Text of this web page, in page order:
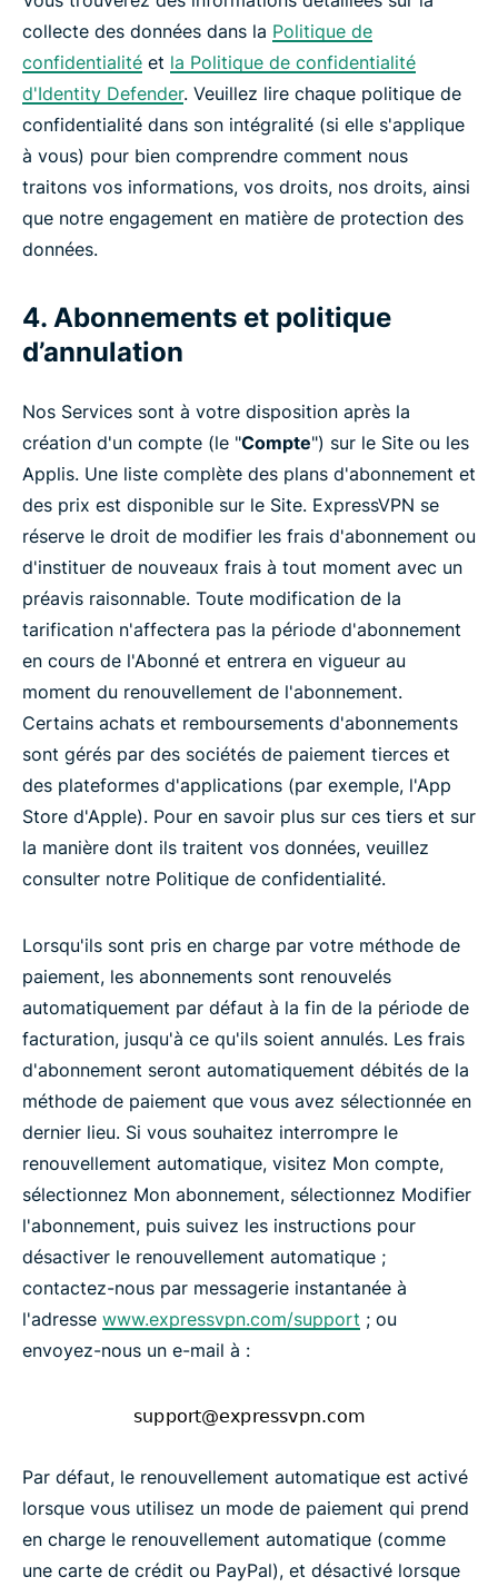
collecte des données dans la Politique de
confidentialité et la Politique de confidentialité
d'Identity Defender. Veuillez lire chaque politique de
confidentialité dans son intégralité (si elle s'applique
à vous) pour bien comprendre comment nous
traitons vos informations, vos droits, nos droits, ainsi
que notre engagement en matière de protection des
données.
4. Abonnements et politique
d’annulation
Nos Services sont à votre disposition après la
création d'un compte (le "Compte") sur le Site ou les
Applis. Une liste complète des plans d'abonnement et
des prix est disponible sur le Site. ExpressVPN se
réserve le droit de modifier les frais d'abonnement ou
d'instituer de nouveaux frais à tout moment avec un
préavis raisonnable. Toute modification de la
tarification n'affectera pas la période d'abonnement
en cours de l'Abonné et entrera en vigueur au
moment du renouvellement de l'abonnement.
Certains achats et remboursements d'abonnements
sont gérés par des sociétés de paiement tierces et
des plateformes d'applications (par exemple, l'App
Store d'Apple). Pour en savoir plus sur ces tiers et sur
la manière dont ils traitent vos données, veuillez
consulter notre Politique de confidentialité.
Lorsqu'ils sont pris en charge par votre méthode de
paiement, les abonnements sont renouvelés
automatiquement par défaut à la fin de la période de
facturation, jusqu'à ce qu'ils soient annulés. Les frais
d'abonnement seront automatiquement débités de la
méthode de paiement que vous avez sélectionnée en
dernier lieu. Si vous souhaitez interrompre le
renouvellement automatique, visitez Mon compte,
sélectionnez Mon abonnement, sélectionnez Modifier
l'abonnement, puis suivez les instructions pour
désactiver le renouvellement automatique ;
contactez-nous par messagerie instantanée à
l'adresse www.expressvpn.com/support ; ou
envoyez-nous un e-mail à :
Par défaut, le renouvellement automatique est activé
lorsque vous utilisez un mode de paiement qui prend
en charge le renouvellement automatique (comme
une carte de crédit ou PayPal), et désactivé lorsque